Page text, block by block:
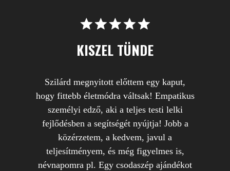
KISZEL TÜNDE
Szilárd megnyitott előttem egy kaput,
hogy fittebb életmódra váltsak! Empatikus
személyi edző, aki a teljes testi lelki
fejlődésben a segítségét nyújtja! Jobb a
közérzetem, a kedvem, javul a
teljesítményem, és még figyelmes is,
névnapomra pl. Egy csodaszép ajándékot